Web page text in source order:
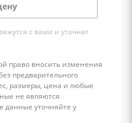
с вами и уточнят
право вносить изменения
предварительного
размеры, цена и любые
не являются
данные уточняйте у